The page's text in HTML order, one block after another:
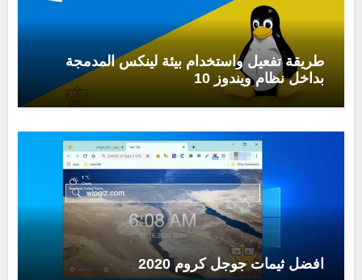
طريقة تفعيل واستخدام بيئة لينكس المدمجة
بداخل نظام ويندوز 10
افضل ثيمات جوجل كروم 2020